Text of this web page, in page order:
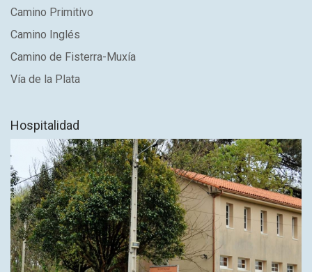
Camino Primitivo
Camino Inglés
Camino de Fisterra-Muxía
Vía de la Plata
Hospitalidad